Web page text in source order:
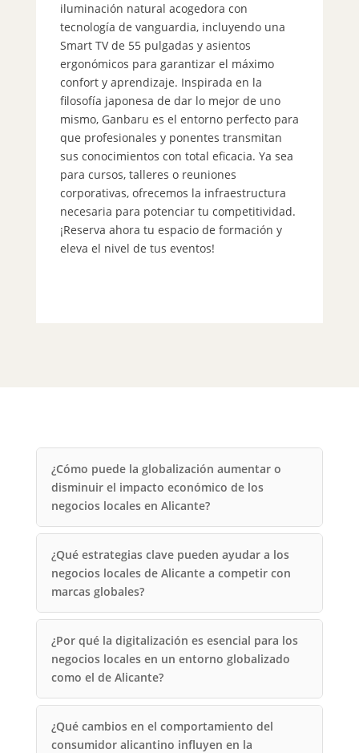
iluminación natural acogedora con
tecnología de vanguardia, incluyendo una
Smart TV de 55 pulgadas y asientos
ergonómicos para garantizar el máximo
confort y aprendizaje. Inspirada en la
filosofía japonesa de dar lo mejor de uno
mismo, Ganbaru es el entorno perfecto para
que profesionales y ponentes transmitan
sus conocimientos con total eficacia. Ya sea
para cursos, talleres o reuniones
corporativas, ofrecemos la infraestructura
necesaria para potenciar tu competitividad.
¡Reserva ahora tu espacio de formación y
eleva el nivel de tus eventos!
¿Cómo puede la globalización aumentar o
disminuir el impacto económico de los
negocios locales en Alicante?
¿Qué estrategias clave pueden ayudar a los
negocios locales de Alicante a competir con
marcas globales?
¿Por qué la digitalización es esencial para los
negocios locales en un entorno globalizado
como el de Alicante?
¿Qué cambios en el comportamiento del
consumidor alicantino influyen en la